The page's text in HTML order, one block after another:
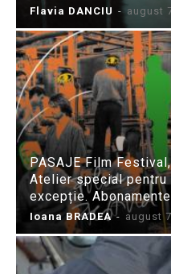
Flavia DANCIU - august
PASAJE Film
Atelier special
excepție.
Ioana BRADEA - august